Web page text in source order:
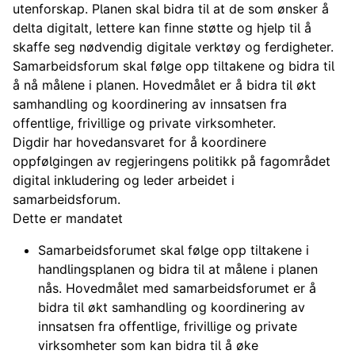
utenforskap. Planen skal bidra til at de som ønsker å
delta digitalt, lettere kan finne støtte og hjelp til å
skaffe seg nødvendig digitale verktøy og ferdigheter.
Samarbeidsforum skal følge opp tiltakene og bidra til
å nå målene i planen. Hovedmålet er å bidra til økt
samhandling og koordinering av innsatsen fra
offentlige, frivillige og private virksomheter.
Digdir har hovedansvaret for å koordinere
oppfølgingen av regjeringens politikk på fagområdet
digital inkludering og leder arbeidet i
samarbeidsforum.
Dette er mandatet
Samarbeidsforumet skal følge opp tiltakene i
handlingsplanen og bidra til at målene i planen
nås. Hovedmålet med samarbeidsforumet er å
bidra til økt samhandling og koordinering av
innsatsen fra offentlige, frivillige og private
virksomheter som kan bidra til å øke